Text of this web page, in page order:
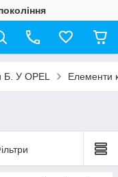
Б. У OPEL Елементи